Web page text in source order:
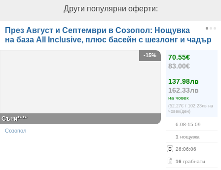
Други популярни оферти:
През Август и Септември в Созопол: Нощувка
на база All Inclusive, плюс басейн с шезлонг и чадър
70.55€
83.00€
137.98лв
162.33лв
на човек
(52.27€ / 102.23лв на
човек/ден)
6.08-15.09
1 нощувка
26:06:06
16 грабнати
-15%
Съни****
Созопол